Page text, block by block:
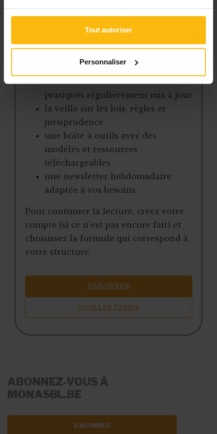
Tout autoriser
Personnaliser
Avec votre abonnement, vous
contenus du site
des articles, dossiers et conseils
pratiques régulièrement mis à jour
la veille sur les lois, règles et
jurisprudence
une boîte à outils avec des
modèles et ressources
téléchargeables
une newsletter hebdomadaire
adaptée à vos besoins
Pour continuer la lecture, créez votre
compte (si ce n’est pas encore fait) et
choisissez la formule qui correspond à
votre structure.
S’ABONNER
VOIR LES TARIFS
ABONNEZ-VOUS À
MONASBL.BE
S'ABONNER